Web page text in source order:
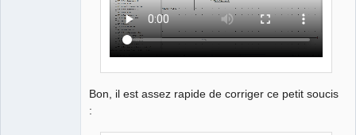
Bon, il est assez rapide de corriger ce petit soucis
: